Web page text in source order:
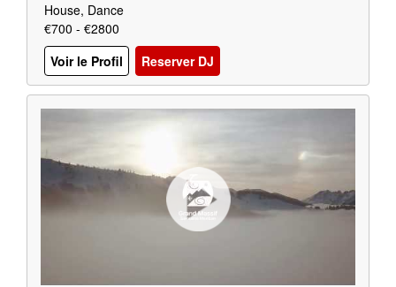
House, Dance
€700 - €2800
Voir le Profil
Reserver DJ